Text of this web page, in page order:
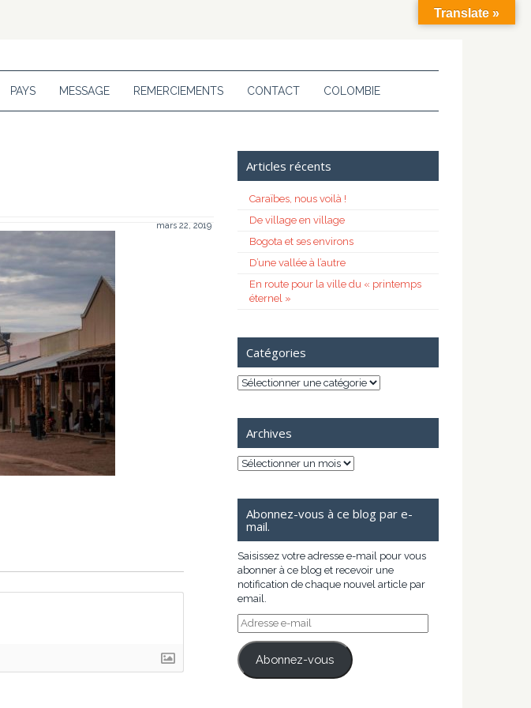
PAYS MESSAGE REMERCIEMENTS CONTACT COLOMBIE
mars 22, 2019
Articles récents
Caraïbes, nous voilà !
De village en village
Bogota et ses environs
D’une vallée à l’autre
En route pour la ville du « printemps
éternel »
Catégories
Catégories
Archives
Archives
Abonnez-vous à ce blog par e-
mail.
Saisissez votre adresse e-mail pour vous
abonner à ce blog et recevoir une
notification de chaque nouvel article par
email.
Adresse
e-
mail
Abonnez-vous
Translate »